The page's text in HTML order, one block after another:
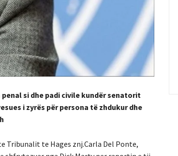
si dhe padi civile kundër senatorit
i zyrës për persona të zhdukur dhe
Tribunalit te Hages znj.Carla Del Ponte,